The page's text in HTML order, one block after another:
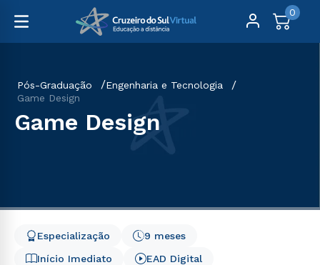
0
Pós-Graduação
Engenharia e Tecnologia
Game Design
Game Design
Início Imediato
9 meses
Especialização
EAD Digital